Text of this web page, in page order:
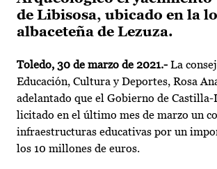
de Libisosa, ubicado en la
albaceteña de Lezuza.
Toledo, 30 de marzo de 2021.- La
Educación, Cultura y Deportes, Rosa
adelantado que el Gobierno de Castilla-
licitado en el último mes de marzo un
infraestructuras educativas por un
los 10 millones de euros.